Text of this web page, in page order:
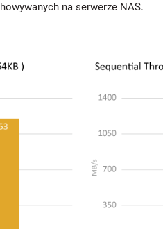
na serwerze NAS.